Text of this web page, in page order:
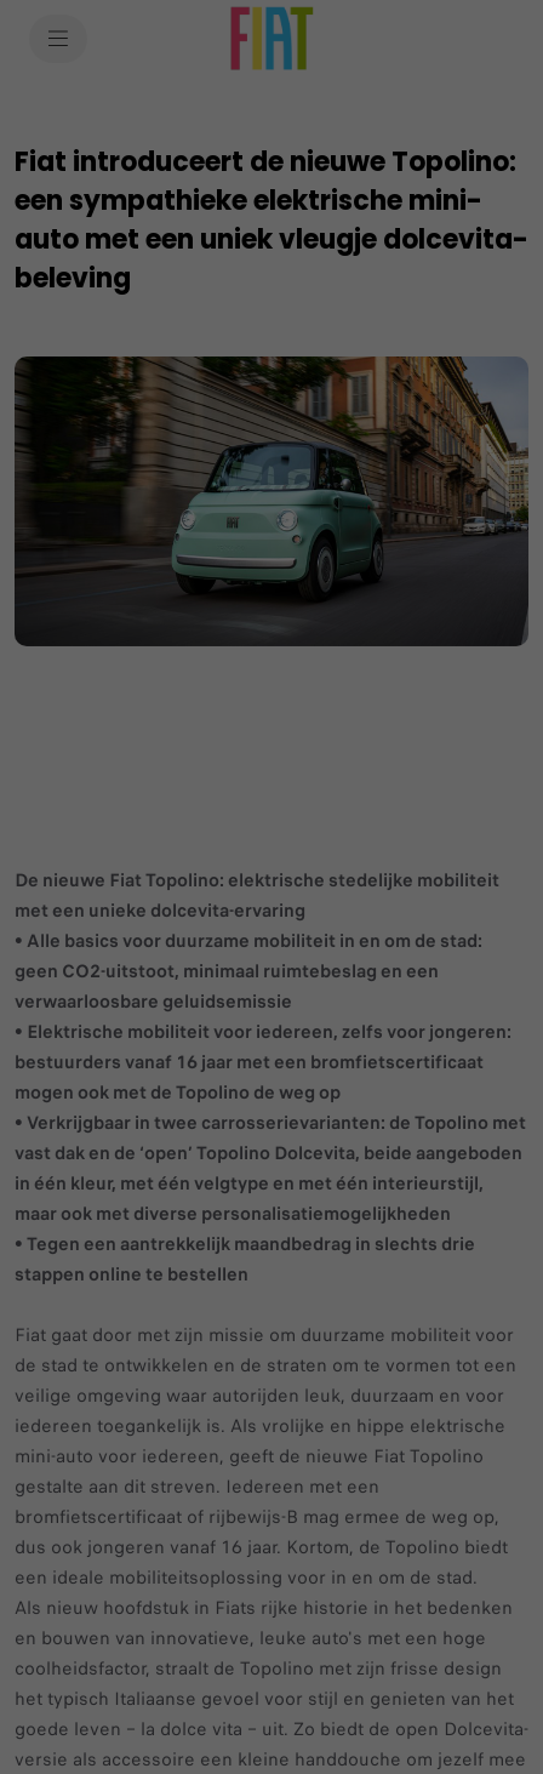
Fiat introduceert de nieuwe Topolino:
een sympathieke elektrische mini-
auto met een uniek vleugje dolcevita-
beleving
De nieuwe Fiat Topolino: elektrische stedelijke mobiliteit
met een unieke dolcevita-ervaring
• Alle basics voor duurzame mobiliteit in en om de stad:
geen CO2-uitstoot, minimaal ruimtebeslag en een
verwaarloosbare geluidsemissie
• Elektrische mobiliteit voor iedereen, zelfs voor jongeren:
bestuurders vanaf 16 jaar met een bromfietscertificaat
mogen ook met de Topolino de weg op
• Verkrijgbaar in twee carrosserievarianten: de Topolino met
vast dak en de ‘open’ Topolino Dolcevita, beide aangeboden
in één kleur, met één velgtype en met één interieurstijl,
maar ook met diverse personalisatiemogelijkheden
• Tegen een aantrekkelijk maandbedrag in slechts drie
stappen online te bestellen
Fiat gaat door met zijn missie om duurzame mobiliteit voor
de stad te ontwikkelen en de straten om te vormen tot een
veilige omgeving waar autorijden leuk, duurzaam en voor
iedereen toegankelijk is. Als vrolijke en hippe elektrische
mini-auto voor iedereen, geeft de nieuwe Fiat Topolino
gestalte aan dit streven. Iedereen met een
bromfietscertificaat of rijbewijs-B mag ermee de weg op,
dus ook jongeren vanaf 16 jaar. Kortom, de Topolino biedt
een ideale mobiliteitsoplossing voor in en om de stad.
Als nieuw hoofdstuk in Fiats rijke historie in het bedenken
en bouwen van innovatieve, leuke auto's met een hoge
coolheidsfactor, straalt de Topolino met zijn frisse design
het typisch Italiaanse gevoel voor stijl en genieten van het
goede leven – la dolce vita – uit. Zo biedt de open Dolcevita-
versie als accessoire een kleine handdouche om jezelf mee